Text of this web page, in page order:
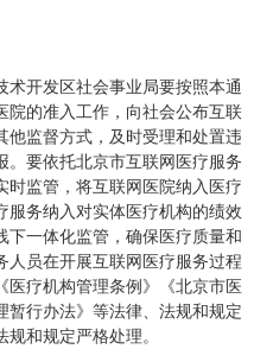
开发区社会事业局要按照本通
的准入工作，向社会公布互联
他监督方式，及时受理和处置违
要依托北京市互联网医疗服务
时监管，将互联网医院纳入医疗
服务纳入对实体医疗机构的绩效
一体化监管，确保医疗质量和
人员在开展互联网医疗服务过程
医疗机构管理条例》《北京市医
行办法》等法律、法规和规定
和规定严格处理。